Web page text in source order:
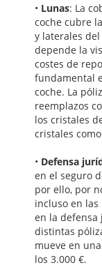
• Lunas: La
coche cubre
y laterales
depende la
costes de
fundamental
coche. La
reemplazos
los cristales
cristales
• Defensa
en el seguro
por ello, por
incluso en las
en la defensa
distintas
mueve en
los 3.000 €.